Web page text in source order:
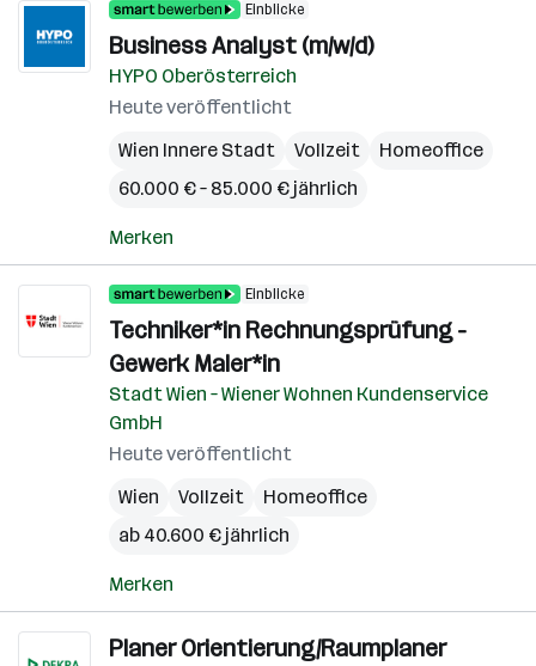
Einblicke
Business Analyst (m/w/d)
HYPO Oberösterreich
Heute veröffentlicht
Wien Innere Stadt
Vollzeit
Homeoffice
60.000 € – 85.000 € jährlich
Merken
Einblicke
Techniker*in Rechnungsprüfung -
Gewerk Maler*in
Stadt Wien – Wiener Wohnen Kundenservice
GmbH
Heute veröffentlicht
Wien
Vollzeit
Homeoffice
ab 40.600 € jährlich
Merken
Planer Orientierung/Raumplaner